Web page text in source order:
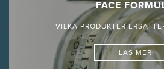
FACE
VILKA PRODUKTER
LÄS MER